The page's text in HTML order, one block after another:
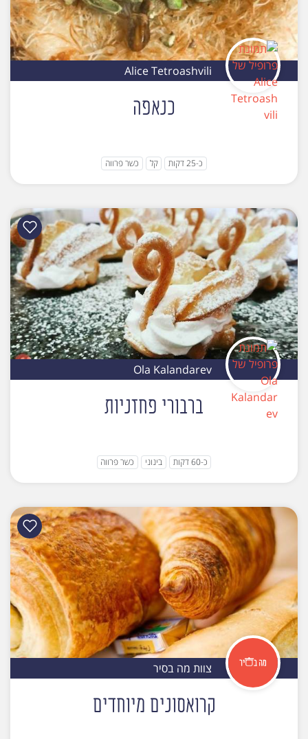
Alice Tetroashvili
כנאפה
כ-25 דקות קל כשר פרווה
Ola Kalandarev
ברבורי פחזניות
כ-60 דקות בינוני כשר פרווה
צוות מה בסיר
קרואסונים מיוחדים